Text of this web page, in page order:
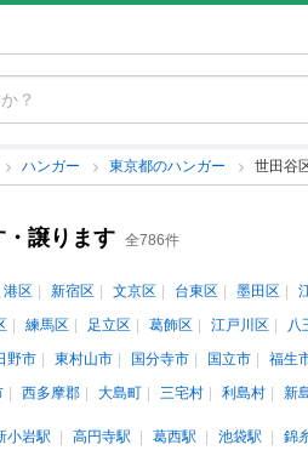
ハンガー 東京都のハンガー 世田谷
譲ります 全786件
港区 新宿区 文京区 台東区 墨田区
練馬区 足立区 葛飾区 江戸川区 八
野市 東村山市 国分寺市 国立市 福生
西多摩郡 大島町 三宅村 利島村 新
小岩駅 高円寺駅 葛西駅 池袋駅 錦